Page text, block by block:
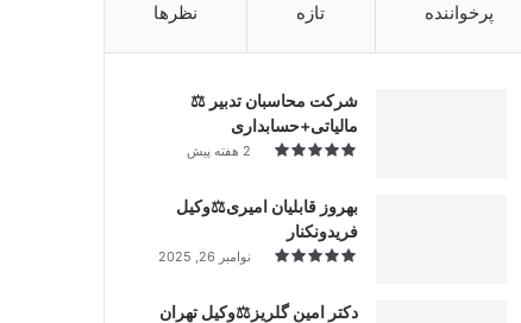
پرخواننده تازه نظرها
شرکت محاسبان تدبیر ⚖️
مالیاتی+حسابداری
2 هفته پیش
بهروز قابلیان امیری⚖️وکیل
فریدونکنار
نوامبر 26, 2025
دکتر امین گلریز⚖️وکیل تهران